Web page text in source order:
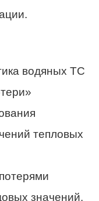
водяных ТС
тепловых
значений.